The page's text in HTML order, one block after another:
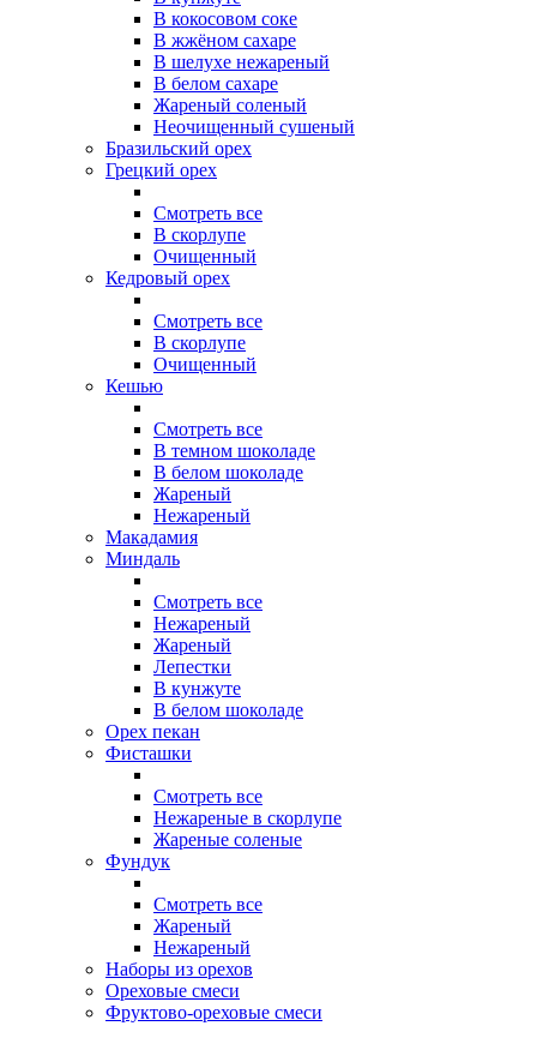
В кокосовом соке
В жжёном сахаре
В шелухе нежареный
В белом сахаре
Жареный соленый
Неочищенный сушеный
Бразильский орех
Грецкий орех
Смотреть все
В скорлупе
Очищенный
Кедровый орех
Смотреть все
В скорлупе
Очищенный
Кешью
Смотреть все
В темном шоколаде
В белом шоколаде
Жареный
Нежареный
Макадамия
Миндаль
Смотреть все
Нежареный
Жареный
Лепестки
В кунжуте
В белом шоколаде
Орех пекан
Фисташки
Смотреть все
Нежареные в скорлупе
Жареные соленые
Фундук
Смотреть все
Жареный
Нежареный
Наборы из орехов
Ореховые смеси
Фруктово-ореховые смеси